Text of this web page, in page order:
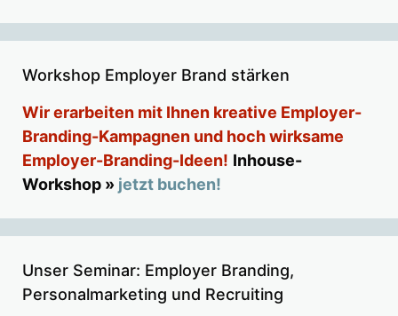
Workshop Employer Brand stärken
Wir erarbeiten mit Ihnen kreative Employer-
Branding-Kampagnen und hoch wirksame
Employer-Branding-Ideen! Inhouse-
Workshop » jetzt buchen!
Unser Seminar: Employer Branding,
Personalmarketing und Recruiting